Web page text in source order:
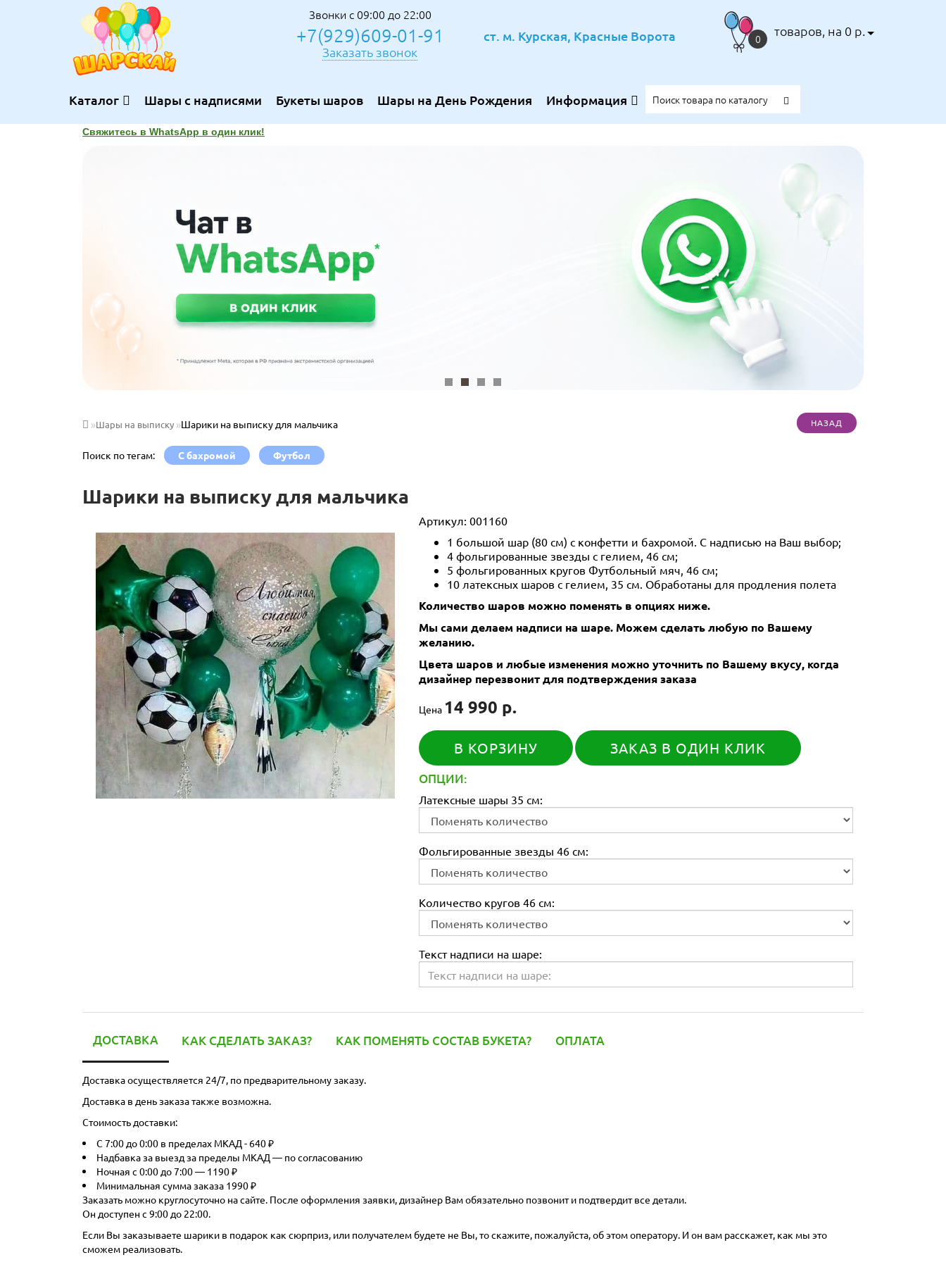
Звонки с 09:00 до 22:00
+7(929)609-01-91
Заказать звонок
ст. м. Курская, Красные Ворота 0 товаров, на 0 р.
Каталог Шары с надписями Букеты шаров Шары на День Рождения Информация
Свяжитесь в WhatsApp в один клик!
Шары на выписку Шарики на выписку для мальчика
Поиск по тегам: С бахромой Футбол
Шарики на выписку для мальчика
Артикул: 001160
1 большой шар (80 см) с конфетти и бахромой. С надписью на Ваш выбор;
4 фольгированные звезды с гелием, 46 см;
5 фольгированных кругов Футбольный мяч, 46 см;
10 латексных шаров с гелием, 35 см. Обработаны для продления полета
Количество шаров можно поменять в опциях ниже.
Мы сами делаем надписи на шаре. Можем сделать любую по Вашему
желанию.
Цвета шаров и любые изменения можно уточнить по Вашему вкусу, когда
дизайнер перезвонит для подтверждения заказа
Цена 14 990 р.
В КОРЗИНУ ЗАКАЗ В ОДИН КЛИК
ОПЦИИ:
Латексные шары 35 см:
Фольгированные звезды 46 см:
Количество кругов 46 см:
Текст надписи на шаре:
ДОСТАВКА КАК СДЕЛАТЬ ЗАКАЗ? КАК ПОМЕНЯТЬ СОСТАВ БУКЕТА? ОПЛАТА
Доставка осуществляется 24/7, по предварительному заказу.
Доставка в день заказа также возможна.
Стоимость доставки:
С 7:00 до 0:00 в пределах МКАД - 640 ₽
Надбавка за выезд за пределы МКАД — по согласованию
Ночная с 0:00 до 7:00 — 1190 ₽
Минимальная сумма заказа 1990 ₽
Заказать можно круглосуточно на сайте. После оформления заявки, дизайнер Вам обязательно позвонит и подтвердит все детали.
Он доступен с 9:00 до 22:00.
Если Вы заказываете шарики в подарок как сюрприз, или получателем будете не Вы, то скажите, пожалуйста, об этом оператору. И он вам расскажет, как мы это
сможем реализовать.